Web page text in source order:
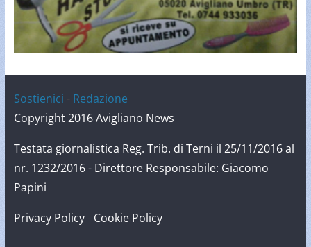
Sostienici
Redazione
Copyright 2016 Avigliano News
Testata giornalistica Reg. Trib. di Terni il 25/11/2016 al
nr. 1232/2016 - Direttore Responsabile: Giacomo
Papini
Privacy Policy- Cookie Policy